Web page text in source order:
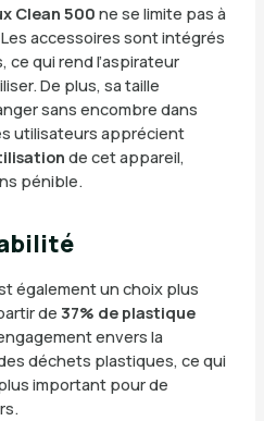
Clean 500 ne se limite pas à
accessoires sont intégrés
qui rend l’aspirateur
De plus, sa taille
sans encombre dans
utilisateurs apprécient
de cet appareil,
pénible.
également un choix plus
de37% de plastique
envers la
déchets plastiques, ce qui
important pour de